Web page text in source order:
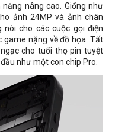
nâng cao. Giống như
ảnh 24MP và ảnh chân
nói cho các cuộc gọi điện
game nặng về đồ họa. Tất
cho tuổi thọ pin tuyệt
như một con chip Pro.